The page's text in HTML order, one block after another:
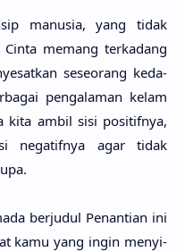
manu­sia, yang tidak
memang terka­dang
seseo­rang keda­
pengala­man kelam
kita ambil sisi positif­nya,
negatif­nya agar tidak
berju­dul Penanti­an ini
kamu yang ingin menyi­